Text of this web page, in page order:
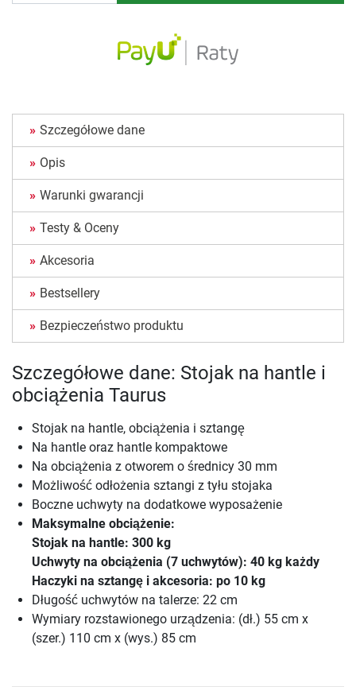
Szczegółowe dane
Opis
Warunki gwarancji
Testy & Oceny
Akcesoria
Bestsellery
Bezpieczeństwo produktu
Szczegółowe dane: Stojak na hantle i
obciążenia Taurus
Stojak na hantle, obciążenia i sztangę
Na hantle oraz hantle kompaktowe
Na obciążenia z otworem o średnicy 30 mm
Możliwość odłożenia sztangi z tyłu stojaka
Boczne uchwyty na dodatkowe wyposażenie
Maksymalne obciążenie:
Stojak na hantle: 300 kg
Uchwyty na obciążenia (7 uchwytów): 40 kg każdy
Haczyki na sztangę i akcesoria: po 10 kg
Długość uchwytów na talerze: 22 cm
Wymiary rozstawionego urządzenia: (dł.) 55 cm x
(szer.) 110 cm x (wys.) 85 cm